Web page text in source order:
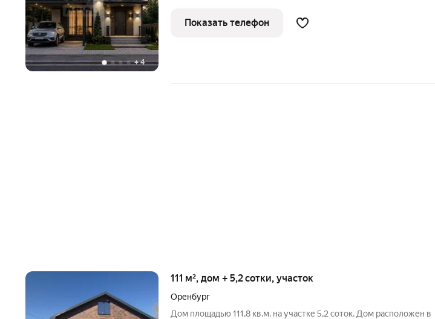
+4
рендеры проекта дома, который может расположиться на этом
участке, с учетом
Показать телефон
111 м², дом + 5,2 сотки, участок
Оренбург
Дом площадью 111,8 кв.м. нa учаcтке 5,2 соток. Дом расположен в